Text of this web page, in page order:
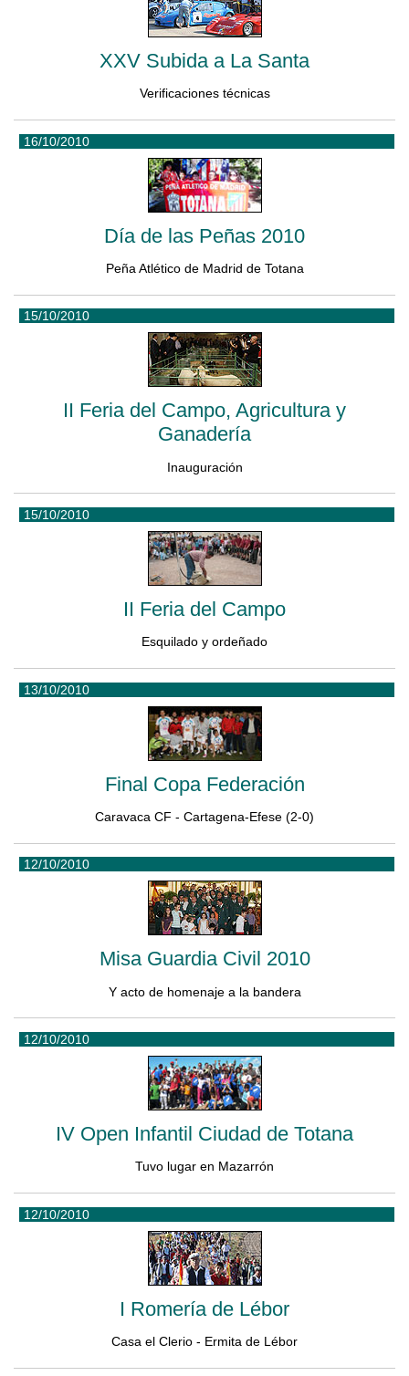
XXV Subida a La Santa
Verificaciones técnicas
16/10/2010
Día de las Peñas 2010
Peña Atlético de Madrid de Totana
15/10/2010
II Feria del Campo, Agricultura y
Ganadería
Inauguración
15/10/2010
II Feria del Campo
Esquilado y ordeñado
13/10/2010
Final Copa Federación
Caravaca CF - Cartagena-Efese (2-0)
12/10/2010
Misa Guardia Civil 2010
Y acto de homenaje a la bandera
12/10/2010
IV Open Infantil Ciudad de Totana
Tuvo lugar en Mazarrón
12/10/2010
I Romería de Lébor
Casa el Clerio - Ermita de Lébor